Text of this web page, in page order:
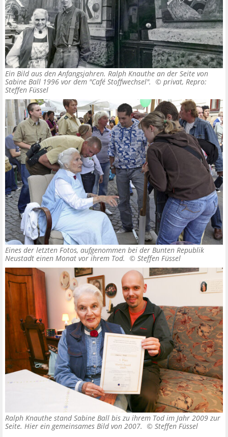
Ein Bild aus den Anfangsjahren. Ralph Knauthe an der Seite von
Sabine Ball 1996 vor dem "Café Stoffwechsel". © privat, Repro:
Steffen Füssel
Eines der letzten Fotos, aufgenommen bei der Bunten Republik
Neustadt einen Monat vor ihrem Tod. © Steffen Füssel
Ralph Knauthe stand Sabine Ball bis zu ihrem Tod im Jahr 2009 zur
Seite. Hier ein gemeinsames Bild von 2007. © Steffen Füssel